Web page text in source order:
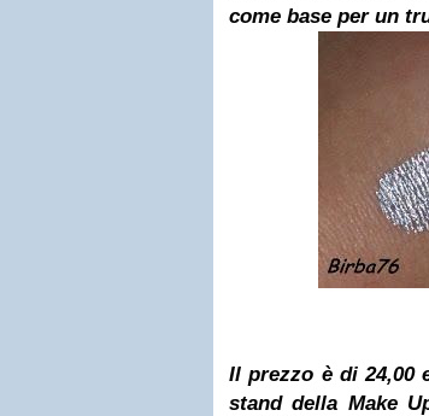
come base per un
Il prezzo è di 24,00
stand della Make